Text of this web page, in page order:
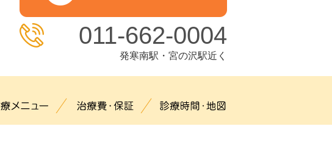
011-662-0004
発寒南駅・宮の沢駅近く
フ紹介